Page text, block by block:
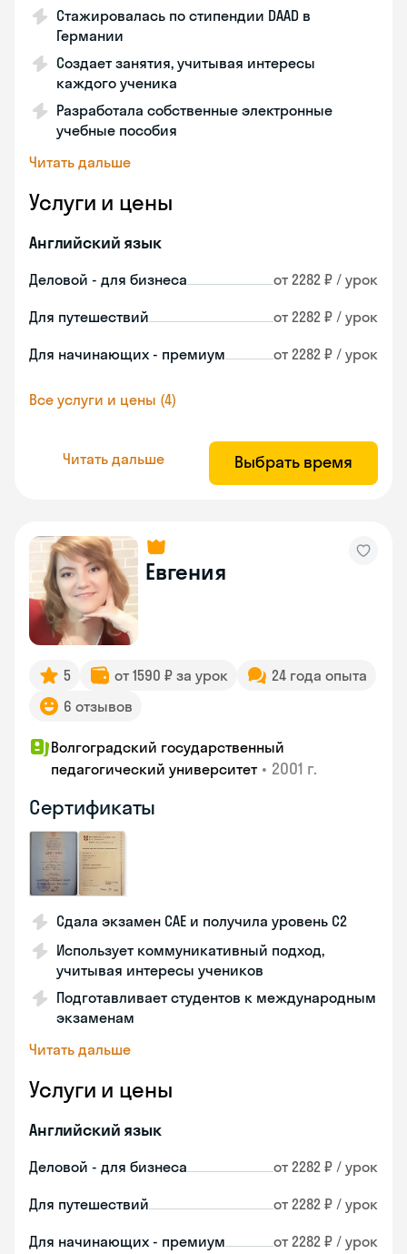
Стажировалась по стипендии DAAD в
Германии
Создает занятия, учитывая интересы
каждого ученика
Разработала собственные электронные
учебные пособия
Читать дальше
Услуги и цены
Английский язык
Деловой - для бизнеса от 2282 ₽ / урок
Для путешествий от 2282 ₽ / урок
Для начинающих - премиум от 2282 ₽ / урок
Все услуги и цены (4)
Читать дальше Выбрать время
Евгения
5 от 1590 ₽ за урок
24 года опыта
6 отзывов
Волгоградский государственный
педагогический университет • 2001 г.
Сертификаты
Сдала экзамен CAE и получила уровень С2
Использует коммуникативный подход,
учитывая интересы учеников
Подготавливает студентов к международным
экзаменам
Читать дальше
Услуги и цены
Английский язык
Деловой - для бизнеса от 2282 ₽ / урок
Для путешествий от 2282 ₽ / урок
Для начинающих - премиум от 2282 ₽ / урок